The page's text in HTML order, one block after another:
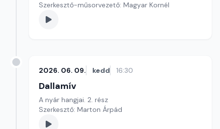
Szerkesztő-műsorvezető: Magyar Kornél
2026. 06. 09. kedd 16:30
Dallamív
A nyár hangjai. 2. rész
Szerkesztő: Marton Árpád